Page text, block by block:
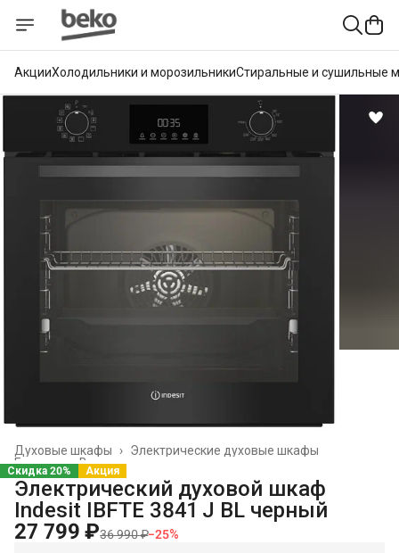
АкцииХолодильники и морозильникиСтиральные и сушильные
Электрические духовые шкафы
Духовые шкафы
›
Встраиваемая техника
Главная ›
Скидка 20% Акция
Электрический духовой шкаф
Indesit IBFTE 3841 J BL черный
27 799 ₽36 990 ₽−25%